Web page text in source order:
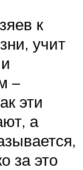
к
учит
–
эти
а
за это